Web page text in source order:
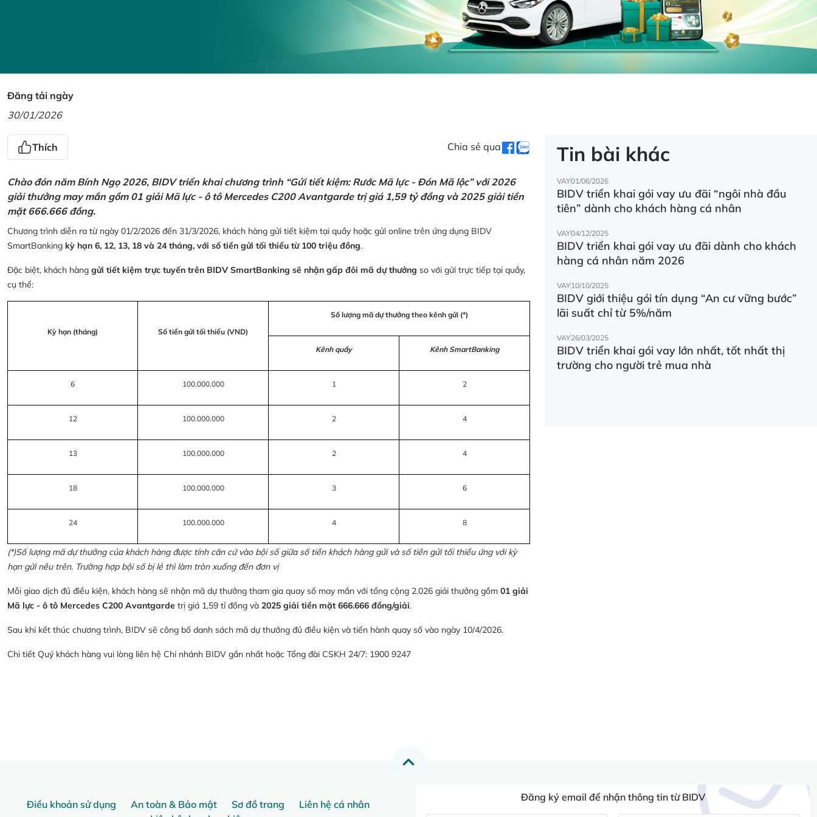
Đăng tải ngày
30/01/2026
Thích Chia sẻ qua
Chào đón năm Bính Ngọ 2026, BIDV triển khai chương trình “Gửi tiết kiệm: Rước Mã lực - Đón Mã lộc” với 2026
giải thưởng may mắn gồm 01 giải Mã lực - ô tô Mercedes C200 Avantgarde trị giá 1,59 tỷ đồng và 2025 giải tiền
mặt 666.666 đồng.
Chương trình diễn ra từ ngày 01/2/2026 đến 31/3/2026, khách hàng gửi tiết kiệm tại quầy hoặc gửi online trên ứng dụng BIDV
SmartBanking kỳ hạn 6, 12, 13, 18 và 24 tháng, với số tiền gửi tối thiểu từ 100 triệu đồng.
Đặc biệt, khách hàng gửi tiết kiệm trực tuyến trên BIDV SmartBanking sẽ nhận gấp đôi mã dự thưởng so với gửi trực tiếp tại quầy,
cụ thể:
Kỳ hạn (tháng) Số tiền gửi tối thiểu (VND)
Số lượng mã dự thưởng theo kênh gửi (*)
Kênh quầy Kênh SmartBanking
6 100.000.000 1 2
12 100.000.000 2 4
13 100.000.000 2 4
18 100.000.000 3 6
24 100.000.000 4 8
(*)Số lượng mã dự thưởng của khách hàng được tính căn cứ vào bội số giữa số tiền khách hàng gửi và số tiền gửi tối thiểu ứng với kỳ
hạn gửi nêu trên. Trường hợp bội số bị lẻ thì làm tròn xuống đến đơn vị
Mỗi giao dịch đủ điều kiện, khách hàng sẽ nhận mã dự thưởng tham gia quay số may mắn với tổng cộng 2.026 giải thưởng gồm 01 giải
Mã lực - ô tô Mercedes C200 Avantgarde trị giá 1,59 tỉ đồng và 2025 giải tiền mặt 666.666 đồng/giải.
Sau khi kết thúc chương trình, BIDV sẽ công bố danh sách mã dự thưởng đủ điều kiện và tiến hành quay số vào ngày 10/4/2026.
Chi tiết Quý khách hàng vui lòng liên hệ Chi nhánh BIDV gần nhất hoặc Tổng đài CSKH 24/7: 1900 9247
Tin bài khác
VAY01/06/2026
BIDV triển khai gói vay ưu đãi “ngôi nhà đầu
tiên” dành cho khách hàng cá nhân
VAY04/12/2025
BIDV triển khai gói vay ưu đãi dành cho khách
hàng cá nhân năm 2026
VAY10/10/2025
BIDV giới thiệu gói tín dụng “An cư vững bước”
lãi suất chỉ từ 5%/năm
VAY26/03/2025
BIDV triển khai gói vay lớn nhất, tốt nhất thị
trường cho người trẻ mua nhà
Điều khoản sử dụng An toàn & Bảo mật Sơ đồ trang
Liên hệ cá nhân
Đăng ký email để nhận thông tin từ BIDV